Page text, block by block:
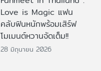
Love is Magic แฟน
คลับฟินหนักพร้อมเสิร์ฟ
โมเมนต์หวานจัดเต็ม!!
28 มิถุนายน 2026